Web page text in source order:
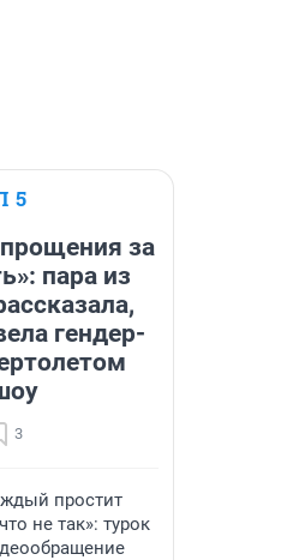
5
за
пара из
гендер-
3
простит
не так»: турок